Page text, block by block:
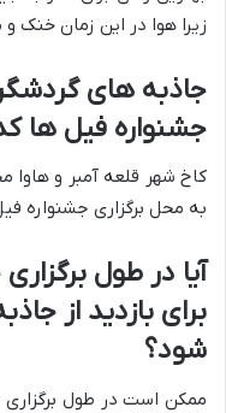
زیرا هوا در این زمان خنک
جاذبه های
جشنواره فیل ها
کاخ شهر قلعه آمبر و
به محل برگزاری جشنواره
آیا در طول
برای بازدید از
شود؟
ممکن است در طول برگزاری